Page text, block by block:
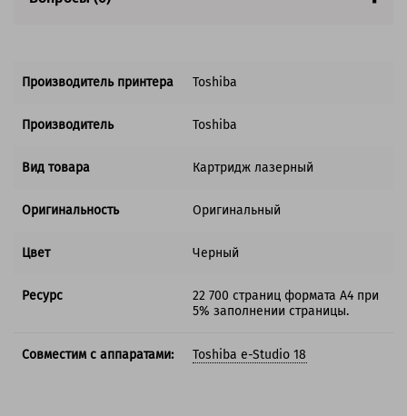
Производитель принтера Toshiba
Производитель Toshiba
Вид товара Картридж лазерный
Оригинальность Оригинальный
Цвет Черный
Ресурс
22 700 страниц формата А4 при
5% заполнении страницы.
Совместим с аппаратами: Toshiba e-Studio 18